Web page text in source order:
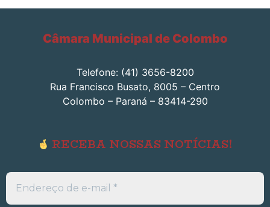
Câmara Municipal de Colombo
Telefone: (41) 3656-8200
Rua Francisco Busato, 8005 – Centro
Colombo – Paraná – 83414-290
RECEBA NOSSAS NOTÍCIAS!
Endereço
de
e-